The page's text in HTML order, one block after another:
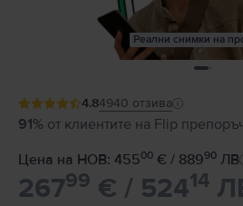
Реални снимки на
4.84940 отзива
91% от клиентите на Flip
Цена на НОВ: 45500 € / 88990 ЛВ
26799 € / 52414